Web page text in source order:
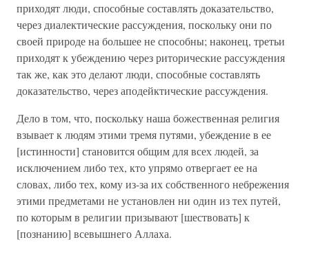
приходят люди, способные составлять доказательство,
через диалектические рассуждения, поскольку они по
своей природе на большее не способны; наконец, третьи
приходят к убеждению через риторические рассуждения
так же, как это делают люди, способные составлять
доказательство, через аподейктические рассуждения.
Дело в том, что, поскольку наша божественная религия
взывает к людям этими тремя путями, убеждение в ее
[истинности] становится общим для всех людей, за
исключением либо тех, кто упрямо отвергает ее на
словах, либо тех, кому из-за их собственного небрежения
этими предметами не установлен ни один из тех путей,
по которым в религии призывают [шествовать] к
[познанию] всевышнего Аллаха.